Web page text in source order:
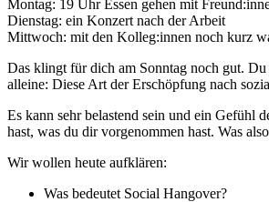
Montag: 19 Uhr Essen gehen mit
Dienstag: ein Konzert nach der Arbeit
Mittwoch: mit den Kolleg:innen noch kurz
Das klingt für dich am Sonntag noch gut.
alleine: Diese Art der Erschöpfung nach
Es kann sehr belastend sein und ein Gefühl
hast, was du dir vorgenommen hast. Was
Wir wollen heute aufklären:
Was bedeutet Social Hangover?